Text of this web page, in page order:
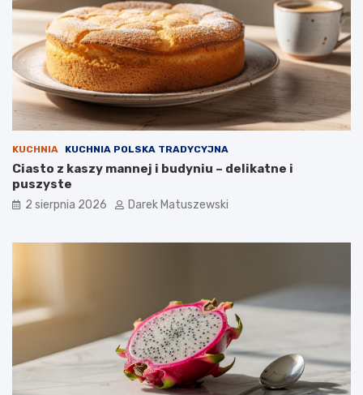
KUCHNIA KUCHNIA POLSKA TRADYCYJNA
Ciasto z kaszy mannej i budyniu – delikatne i
puszyste
2 sierpnia 2026 Darek Matuszewski